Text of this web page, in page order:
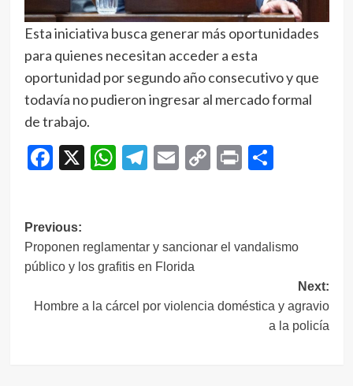
Esta iniciativa busca generar más oportunidades
para quienes necesitan acceder a esta
oportunidad por segundo año consecutivo y que
todavía no pudieron ingresar al mercado formal
de trabajo.
Facebook
X WhatsApp
Telegram
EmailCopy
Print
Navegación
de
entradas
Previous:
Proponen reglamentar y sancionar el vandalismo
público y los grafitis en Florida
Next:
Hombre a la cárcel por violencia doméstica y agravio
a la policía